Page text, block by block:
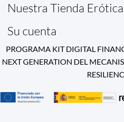
Nuestra Tienda Erótica
Su cuenta
PROGRAMA KIT DIGITAL
NEXT GENERATION DEL